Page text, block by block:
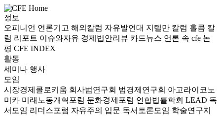
정보
오피니언 언론기고 해외칼럼 자유발언대 지텔만 칼럼 홀콤 칼
럼 리포트 이슈와자유 경제법안리뷰 카드뉴스 언론 속 cfe 논
평 CFE INDEX
활동
세미나 행사
모임
시장경제콜로키움 회사법연구회 법경제연구회 아고라이코노
미카 미래노동개혁포럼 문화경제포럼 연합법률학회 LEAD 독
서모임 리더스포럼 자유주의 입문 독서토론모임 학술연구지